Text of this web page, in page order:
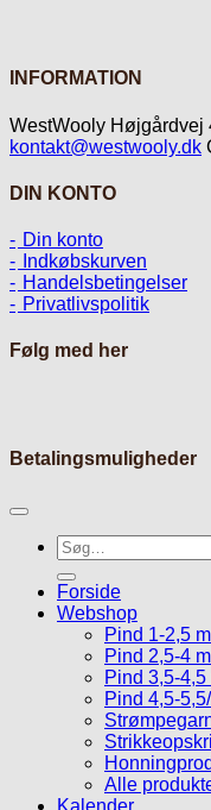
INFORMATION
WestWooly Højgårdvej
kontakt@westwooly.dk
DIN KONTO
Din konto
Indkøbskurven
Handelsbetingelser
Privatlivspolitik
Følg med her
Betalingsmuligheder
Søg
efter:
Forside
Webshop
Pind 1-2,5
Pind 2,5-4
Pind 3,5-
Pind 4,5-
Alle